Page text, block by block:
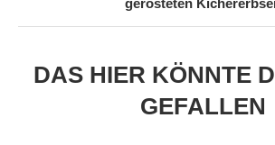
gerösteten
DAS HIER KÖNNTE
GEFALLEN